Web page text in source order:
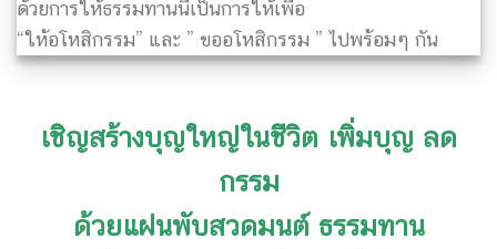
ด้วยการให้ธรรมทานนี้เป็นการให้เพื่อ
“ให้อโหสิกรรม” และ ” ขออโหสิกรรม ” ไปพร้อมๆ กัน
เชิญสร้างบุญใหญ่ในชีวิต เพิ่มบุญ ลด
กรรม
ด้วยแผ่นพับสวดมนต์ ธรรมทาน